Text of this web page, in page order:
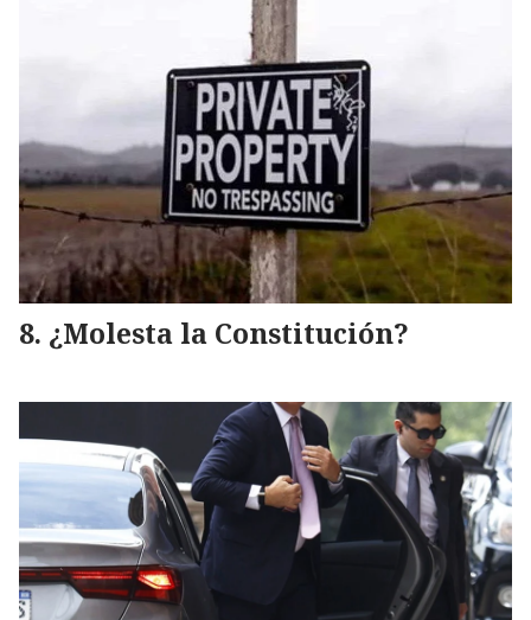
¿Molesta la Constitución?